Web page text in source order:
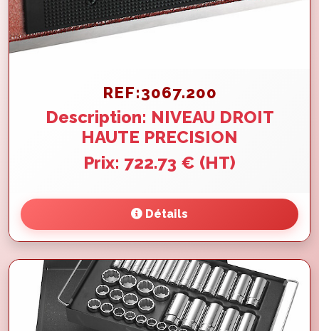
REF:3067.200
Description: NIVEAU DROIT
HAUTE PRECISION
Prix: 722.73 € (HT)
Détails